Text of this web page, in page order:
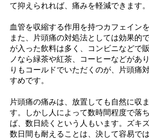
て抑えられれば、痛みを軽減できます。
血管を収縮する作用を持つカフェイン
また、片頭痛の対処法としては効果的
が入った飲料は多く、コンビニなどで
ノなら緑茶や紅茶、コーヒーなどがあ
りもコールドでいただくのが、片頭痛
すめです。
片頭痛の痛みは、放置しても自然に収
す。しかし人によって数時間程度で落
ば、数日続くという人もいます。ズキ
数日間も耐えることは、決して容易で